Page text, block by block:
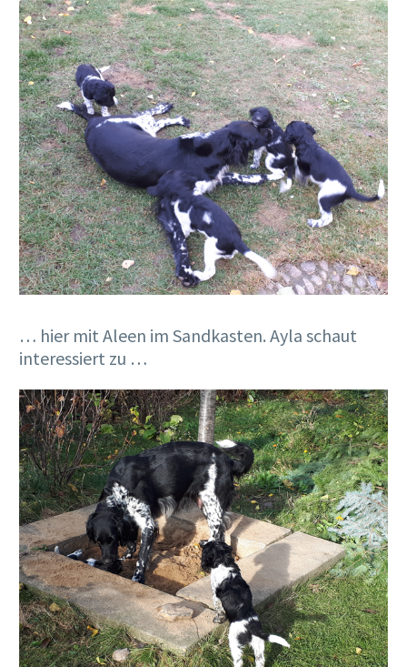
… hier mit Aleen im Sandkasten. Ayla schaut
interessiert zu …